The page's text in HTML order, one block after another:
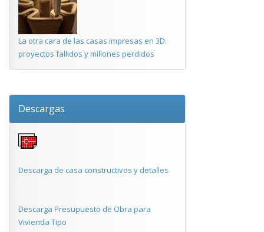
La otra cara de las casas impresas en 3D:
proyectos fallidos y millones perdidos
Descargas
Descarga de casa constructivos y detalles
Descarga Presupuesto de Obra para
Vivienda Tipo